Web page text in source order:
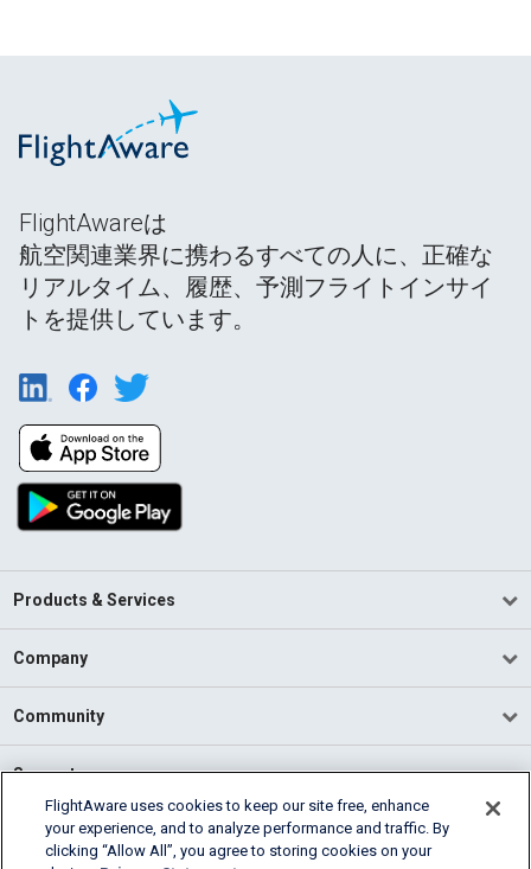
FlightAwareは
航空関連業界に携わるすべての人に、正確な
リアルタイム、履歴、予測フライトインサイ
トを提供しています。
Products & Services
Company
Community
Support
English (USA)
2026 FlightAware
FlightAware uses cookies to keep our site free, enhance
your experience, and to analyze performance and traffic. By
clicking “Allow All”, you agree to storing cookies on your